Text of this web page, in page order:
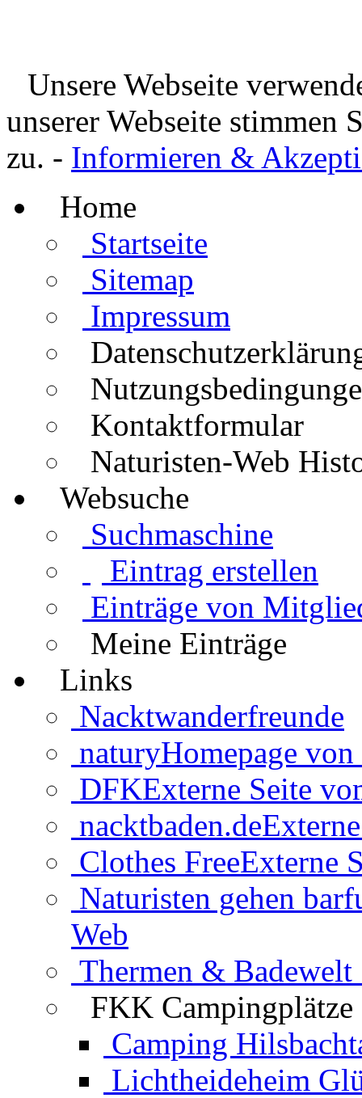
Unsere Webseite
unserer Webseite stimmen
zu. - Informieren &
Home
Startseite
Sitemap
Impressum
Kontaktformular
Naturisten-Web
Websuche
Suchmaschine
Eintrag erstellen
Einträge von
Meine Einträge
Links
Nacktwanderfreunde
naturyHomepage
DFKExterne Seite
nacktbaden.de
Clothes FreeExterne
Naturisten gehen
Web
Thermen & Badewelt
FKK Campingplätze
Camping
Lichtheideheim